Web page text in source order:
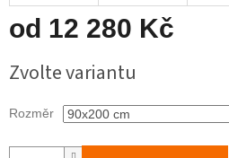
od 12 280 Kč
cena:
Zvolte variantu
Rozměr